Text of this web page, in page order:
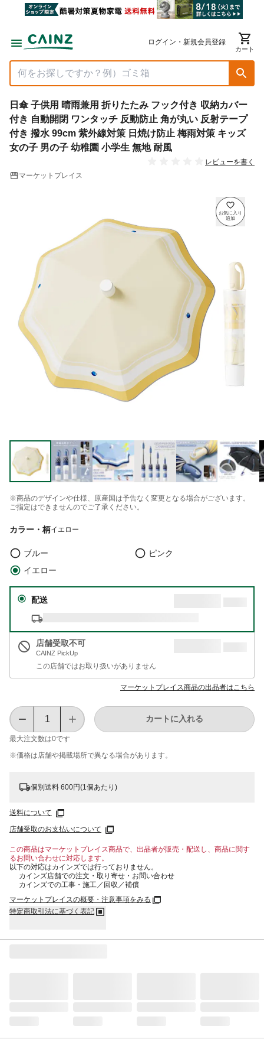
ログイン・新規会員登録
カート
日傘 子供用 晴雨兼用 折りたたみ フック付き 収納カバー
付き 自動開閉 ワンタッチ 反動防止 角が丸い 反射テープ
付き 撥水 99cm 紫外線対策 日焼け防止 梅雨対策 キッズ
女の子 男の子 幼稚園 小学生 無地 耐風
レビューを書く
マーケットプレイス
※商品のデザインや仕様、原産国は予告なく変更となる場合がございます。
ご指定はできませんのでご了承ください。
カラー・柄イエロー
ブルー
ピンク
イエロー
配送
店舗受取不可
CAINZ PickUp
この店舗ではお取り扱いがありません
マーケットプレイス商品の出品者はこちら
最大注文数は0です
カートに入れる
※価格は​店舗や​掲載場所で​異なる​場合が​あります。
個別送料 600円(1個あたり)
送料について
店舗受取のお支払いについて
この商品はマーケットプレイス商品で、出品者が販売・配送し、商品に関す
るお問い合わせに対応します。
以下の対応はカインズでは行っておりません。
カインズ店舗での注文・取り寄せ・お問い合わせ
カインズでの工事・施工／回収／補償
マーケットプレイスの概要・注意事項をみる
特定商取引法に基づく表記